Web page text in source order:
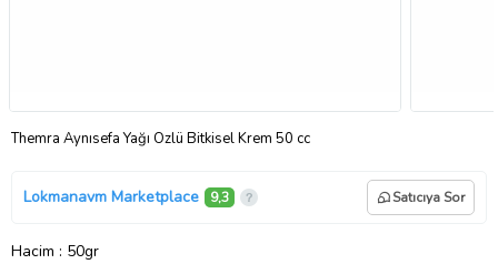
Themra Aynısefa Yağı Özlü Bitkisel Krem 50 cc
Lokmanavm Marketplace 9,3 Satıcıya Sor
Hacim : 50gr